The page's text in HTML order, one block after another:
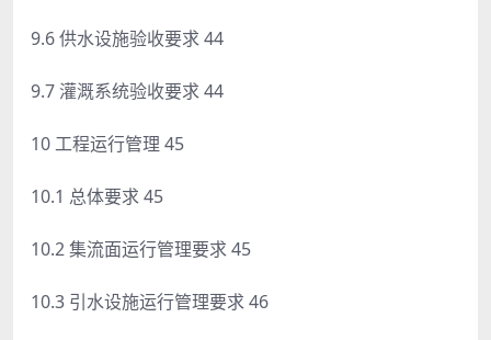
9.6 供水设施验收要求 44
9.7 灌溉系统验收要求 44
10 工程运行管理 45
10.1 总体要求 45
10.2 集流面运行管理要求 45
10.3 引水设施运行管理要求 46